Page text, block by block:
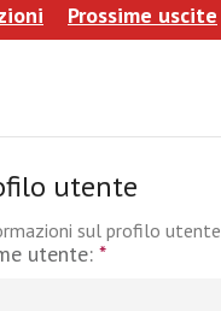
Prossime uscite
utente
sul profilo utente
utente: *